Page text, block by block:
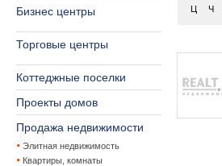
Бизнес центры
Торговые центры
Коттеджные поселки
Проекты домов
Продажа недвижимости
Элитная недвижимость
Квартиры, комнаты
Ц
Ч